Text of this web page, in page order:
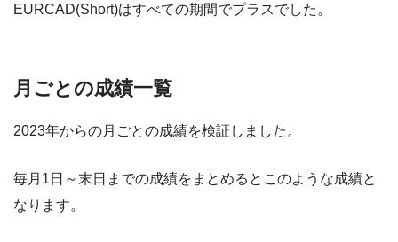
EURCAD(Short)はすべての期間でプラスでした。
月ごとの成績一覧
2023年からの月ごとの成績を検証しました。
毎月1日～末日までの成績をまとめるとこのような成績と
なります。